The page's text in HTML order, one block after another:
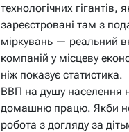
технологічних гігантів,
зареєстровані там з
міркувань — реальний
компаній у місцеву
ніж показує статистика.
ВВП на душу населення
домашню працю. Якби
робота з догляду за